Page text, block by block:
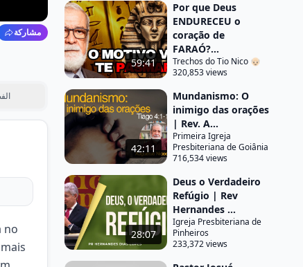
مشاركة
no
59:41
Por que Deus
ENDURECEU o
coração de
FARAÓ?...
Trechos do Tio Nico 👴🏻
320,853 views
42:11
Mundanismo: O
inimigo das orações
| Rev. A...
Primeira Igreja
Presbiteriana de Goiânia
716,534 views
28:07
Deus o Verdadeiro
Refúgio | Rev
Hernandes ...
Igreja Presbiteriana de
Pinheiros
233,372 views